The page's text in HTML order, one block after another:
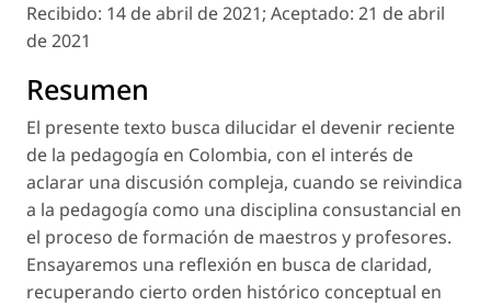
Recibido: 14 de abril de 2021; Aceptado: 21 de abril
de 2021
Resumen
El presente texto busca dilucidar el devenir reciente
de la pedagogía en Colombia, con el interés de
aclarar una discusión compleja, cuando se reivindica
a la pedagogía como una disciplina consustancial en
el proceso de formación de maestros y profesores.
Ensayaremos una reflexión en busca de claridad,
recuperando cierto orden histórico conceptual en